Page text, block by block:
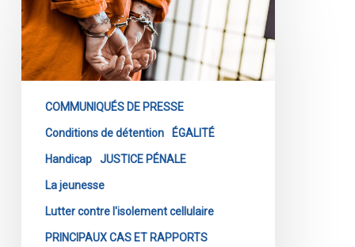
fin
de
l’isolement
cellulaire
nous
COMMUNIQUÉS DE PRESSE
Conditions de détention ÉGALITÉ
Handicap JUSTICE PÉNALE
La jeunesse
Lutter contre l'isolement cellulaire
PRINCIPAUX CAS ET RAPPORTS